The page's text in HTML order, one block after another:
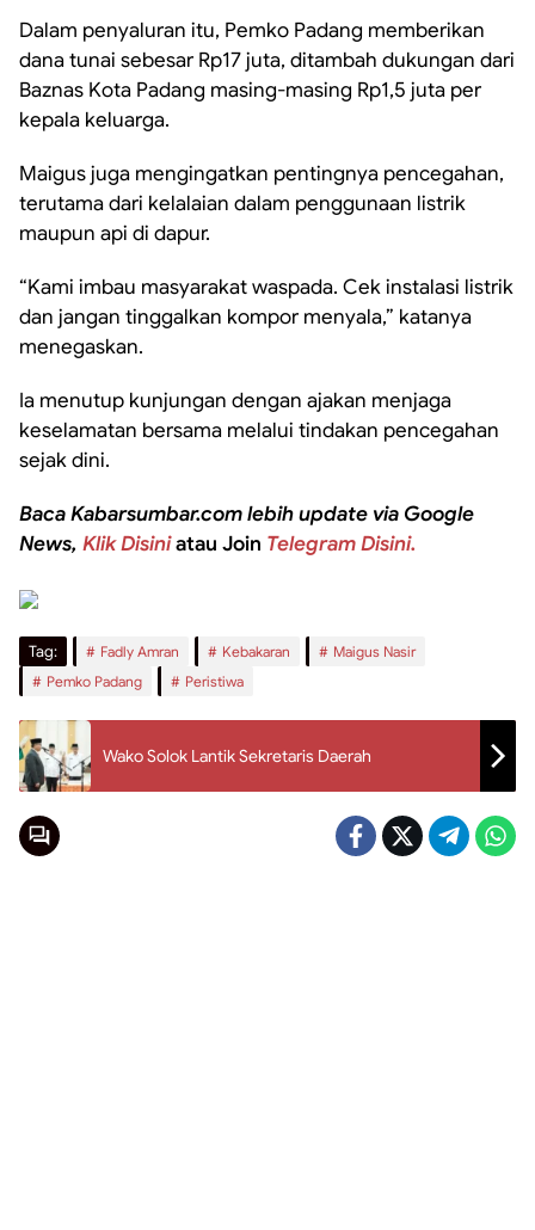
Dalam penyaluran itu, Pemko Padang memberikan
dana tunai sebesar Rp17 juta, ditambah dukungan dari
Baznas Kota Padang masing-masing Rp1,5 juta per
kepala keluarga.
Maigus juga mengingatkan pentingnya pencegahan,
terutama dari kelalaian dalam penggunaan listrik
maupun api di dapur.
“Kami imbau masyarakat waspada. Cek instalasi listrik
dan jangan tinggalkan kompor menyala,” katanya
menegaskan.
Ia menutup kunjungan dengan ajakan menjaga
keselamatan bersama melalui tindakan pencegahan
sejak dini.
Baca Kabarsumbar.com lebih update via Google
News, Klik Disiniatau Join Telegram Disini.
Tag: Fadly Amran Kebakaran
Maigus Nasir
Pemko Padang
Peristiwa
Wako Solok Lantik Sekretaris Daerah